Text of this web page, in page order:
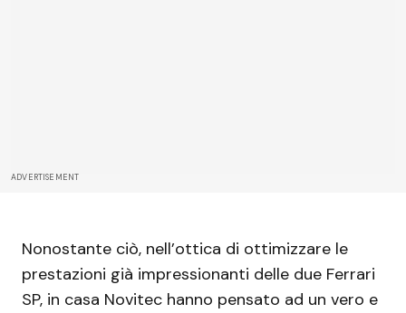
ADVERTISEMENT
Nonostante ciò, nell’ottica di ottimizzare le
prestazioni già impressionanti delle due Ferrari
SP, in casa Novitec hanno pensato ad un vero e